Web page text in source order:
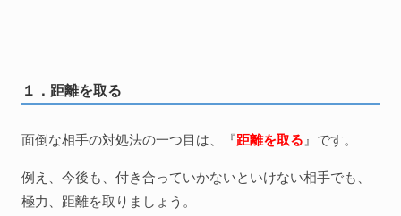
１．距離を取る
面倒な相手の対処法の一つ目は、『距離を取る』です。
例え、今後も、付き合っていかないといけない相手でも、
極力、距離を取りましょう。